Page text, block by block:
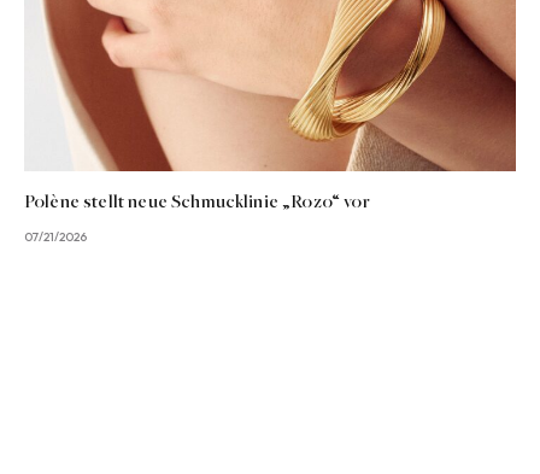
Polène stellt neue Schmucklinie „Rozo“ vor
07/21/2026